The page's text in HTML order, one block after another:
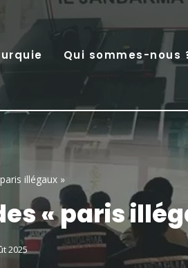
Qui sommes-nous
illégaux »
« paris
2025